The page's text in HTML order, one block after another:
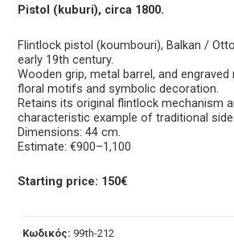
Pistol (kuburi), circa 1800.
Flintlock pistol (koumbouri), Balkan /
early 19th century.
Wooden grip, metal barrel, and
floral motifs and symbolic decoration.
Retains its original flintlock mechanism
characteristic example of traditional
Dimensions: 44 cm.
Estimate: €900–1,100
Starting price: 150€
Κωδικός: 99th-212